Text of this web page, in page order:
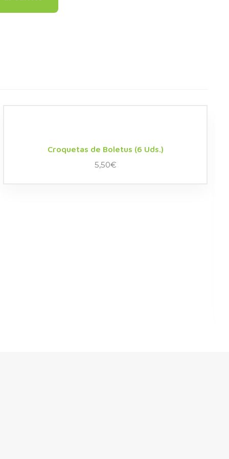
Croquetas de Boletus (6 Uds.)
5,50€